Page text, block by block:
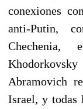
conexiones
anti-Putin,
Abramovich
Israel, y todas